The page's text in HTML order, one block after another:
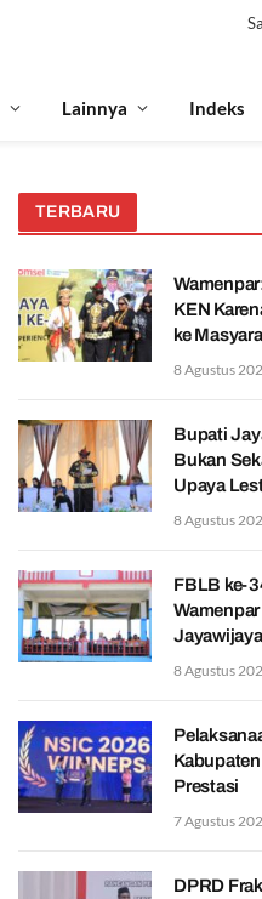
Lainnya Indeks
TERBARU
KEN
ke
8 Agustus
Bupati
Bukan
Upaya
8 Agustus
FBLB ke-
8 Agustus
Prestasi
7 Agustus
DPRD